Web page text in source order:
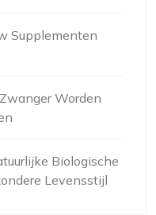
Supplementen
Worden
Biologische
Levensstijl